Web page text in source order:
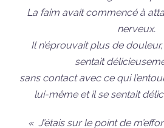
La faim avait commencé à
nerveux.
Il n’éprouvait plus de
sentait
sans contact avec ce qui
lui-même et il se sentait
« J’étais sur le point de